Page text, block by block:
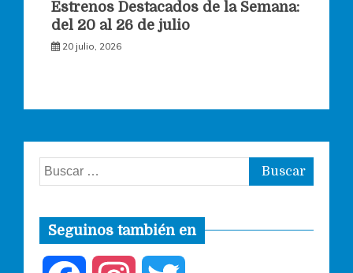
Estrenos Destacados de la Semana:
del 20 al 26 de julio
20 julio, 2026
Buscar:
Seguinos también en